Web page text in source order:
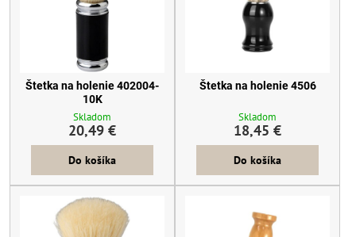
Štetka na holenie 402004-
10K
Skladom
20,49 €
Do košíka
Štetka na holenie 4506
Skladom
18,45 €
Do košíka